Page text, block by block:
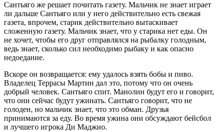
Сантьяго же решает почитать газету. Мальчик не знает играет
ли дальше Сантьяго или у него действительно есть свежая
газета, впрочем, старик действительно вытаскивает
сложенную газету. Мальчик знает, что у старика нет еды. Он
не хочет, чтобы его друг отправлялся на рыбалку голодным,
ведь знает, сколько сил необходимо рыбаку и как опасно
недоедание.
Вскоре он возвращается: ему удалось взять бобы и пиво.
Владелец Террасы Мартин дал это, потому что он очень
добрый человек. Сантьяго спит. Манолин будут его и говорит,
что они сейчас будут ужинать. Сантьяго говорит, что не
голоден, но мальчик знает, что это обман. Друзья
принимаются за еду. Во время ужина они обсуждают бейсбол
и лучшего игрока Ди Маджио.